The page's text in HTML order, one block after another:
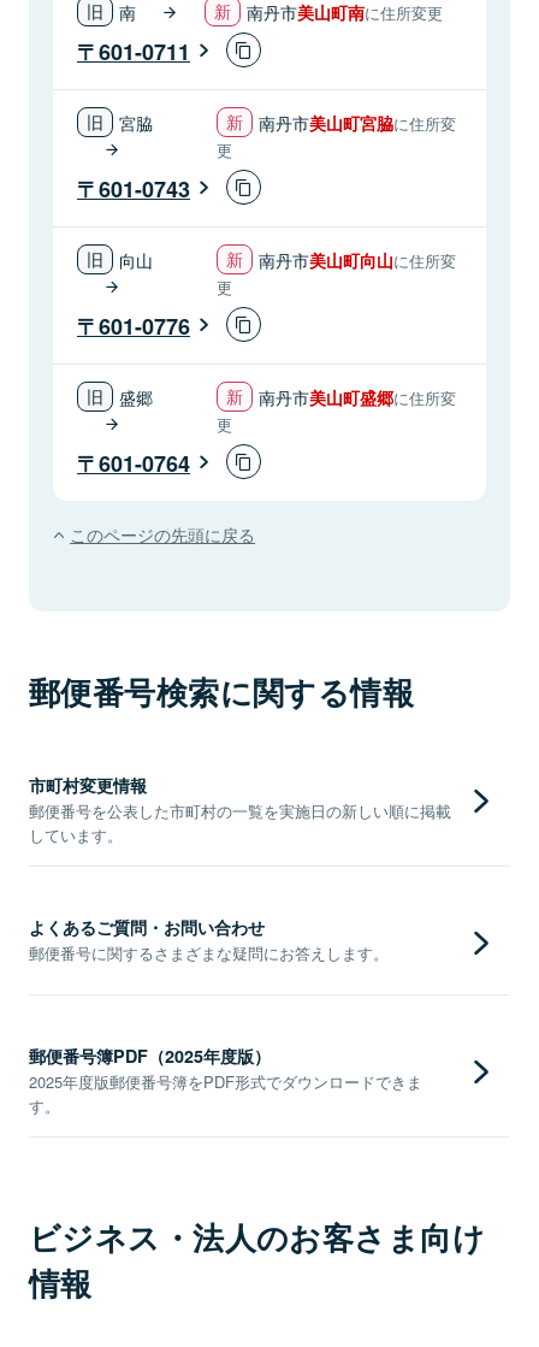
南 南丹市美山町南に住所変更
601-0711
宮脇 南丹市美山町宮脇に住所変
更
601-0743
向山 南丹市美山町向山に住所変
更
601-0776
盛郷 南丹市美山町盛郷に住所変
更
601-0764
このページの先頭に戻る
郵便番号検索に関する情報
市町村変更情報
郵便番号を公表した市町村の一覧を実施日の新しい順に掲載
しています。
よくあるご質問・お問い合わせ
郵便番号に関するさまざまな疑問にお答えします。
郵便番号簿PDF（2025年度版）
2025年度版郵便番号簿をPDF形式でダウンロードできま
す。
ビジネス・法人のお客さま向け
情報